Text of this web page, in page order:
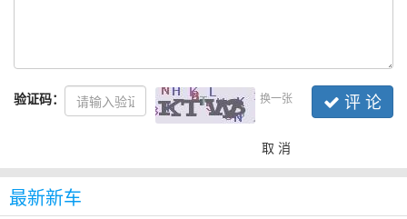
验证码： 换一张 评 论
取 消
最新新车